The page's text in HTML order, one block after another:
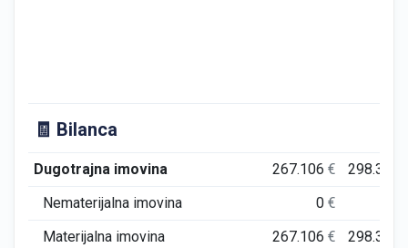
🧾 Bilanca
Dugotrajna imovina 267.106€ 298.318
Nematerijalna imovina
0€
Materijalna imovina
267.106€ 298.318